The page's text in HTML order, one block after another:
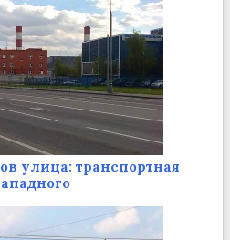
улица: транспортная